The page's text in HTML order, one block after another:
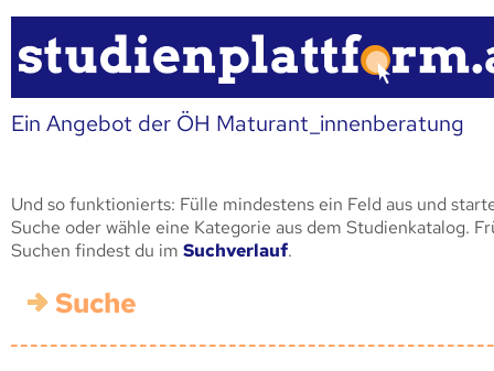
Ein Angebot der ÖH Maturant_innenberatung
Und so funktionierts: Fülle mindestens ein Feld aus und
Suche oder wähle eine Kategorie aus dem Studienkatalog.
Suchen findest du im Suchverlauf.
Suche